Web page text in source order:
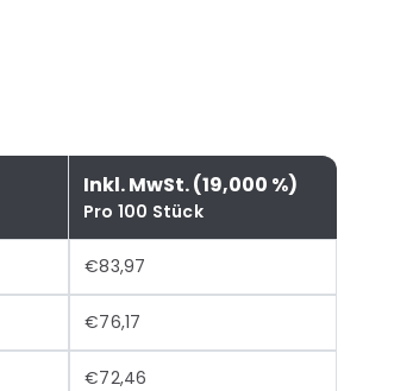
Inkl. MwSt. (19,000 %)
Pro 100 Stück
€83,97
€76,17
€72,46